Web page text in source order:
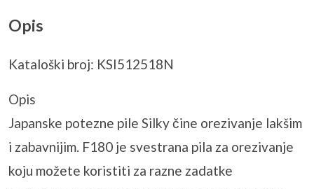
Opis
Kataloški broj: KSI512518N
Opis
Japanske potezne pile Silky čine orezivanje lakšim
i zabavnijim. F180 je svestrana pila za orezivanje
koju možete koristiti za razne zadatke